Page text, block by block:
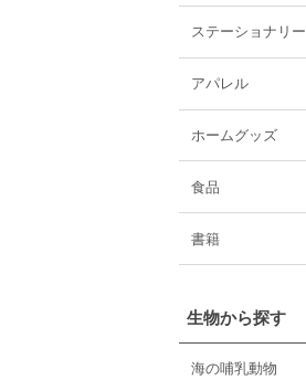
ステーショナリー
アパレル
ホームグッズ
食品
書籍
生物から探す
海の哺乳動物